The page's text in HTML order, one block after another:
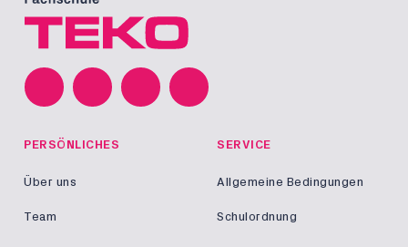
PERSÖNLICHES
Über uns
Team
SERVICE
Allgemeine Bedingungen
Schulordnung